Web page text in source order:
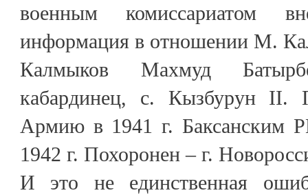
военным комиссариатом
информация в отношении М.
Калмыков Махмуд
кабардинец, с. Кызбурун II.
Армию в 1941 г. Баксанским
1942 г. Похоронен – г.
И это не единственная